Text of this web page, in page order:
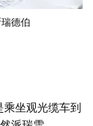
德伯
坐观光缆车到